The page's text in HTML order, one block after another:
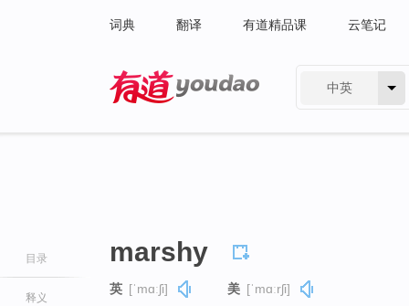
词典 翻译 有道精品课 云笔记
中英
目录
释义
marshy
英 [ˈmɑːʃi] 美 [ˈmɑːrʃi]